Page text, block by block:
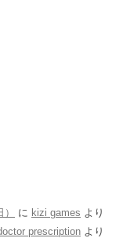
に kizi games より
prescription より